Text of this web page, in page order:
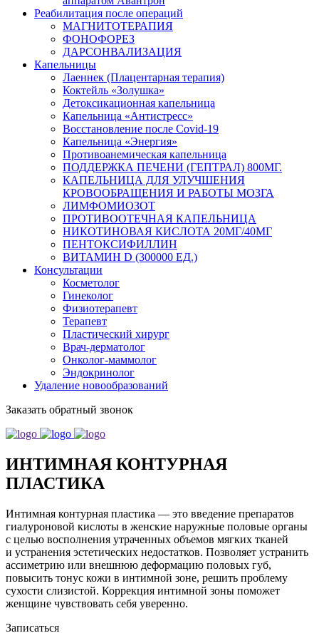
Реабилитация после операций
МАГНИТОТЕРАПИЯ
ФОНОФОРЕЗ
ДАРСОНВАЛИЗАЦИЯ
Капельницы
Лаеннек (Плацентарная терапия)
Коктейль «Золушка»
Детоксикационная капельница
Капельница «Антистресс»
Восстановление после Covid-19
Капельница «Энергия»
Противоанемическая капельница
ПОДДЕРЖКА ПЕЧЕНИ (ГЕПТРАЛ) 800МГ.
КАПЕЛЬНИЦА ДЛЯ УЛУЧШЕНИЯ
КРОВООБРАЩЕНИЯ И РАБОТЫ МОЗГА
ЛИМФОМИОЗОТ
ПРОТИВООТЕЧНАЯ КАПЕЛЬНИЦА
НИКОТИНОВАЯ КИСЛОТА 20МГ/40МГ
ПЕНТОКСИФИЛЛИН
ВИТАМИН D (300000 ЕД.)
Консультации
Косметолог
Гинеколог
Физиотерапевт
Терапевт
Пластический хирург
Врач-дерматолог
Онколог-маммолог
Эндокринолог
Удаление новообразований
Заказать обратный звонок
ИНТИМНАЯ КОНТУРНАЯ
ПЛАСТИКА
Интимная контурная пластика — это введение препаратов
гиалуроновой кислоты в женские наружные половые органы
с целью восполнения утраченных объемов мягких тканей
и устранения эстетических недостатков. Позволяет устранить
ассиметрию или внешнюю деформацию половых губ,
повысить тонус кожи в интимной зоне, решить проблему
сухости слизистой. Коррекция интимной зоны поможет
женщине чувствовать себя уверенно.
Записаться